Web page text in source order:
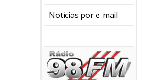
Notícias por e-mail